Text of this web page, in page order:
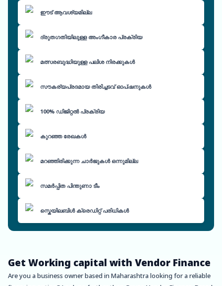
ഈട് ആവശ്യമില്ല
ദ്രുതഗതിയിലുള്ള അംഗീകാര പ്രക്രിയ
മത്സരബുദ്ധിയുള്ള പലിശ നിരക്കുകൾ
സൗകര്യപ്രദമായ തിരിച്ചടവ് ഓപ്ഷനുകൾ
100% ഡിജിറ്റൽ പ്രക്രിയ
കുറഞ്ഞ രേഖകൾ
മറഞ്ഞിരിക്കുന്ന ചാർജുകൾ ഒന്നുമില്ല
സമർപ്പിത പിന്തുണാ ടീം
സ്കെയിലബിൾ ക്രെഡിറ്റ് പരിധികൾ
Get Working capital with Vendor Finance
Are you a business owner based in Maharashtra looking for a reliable